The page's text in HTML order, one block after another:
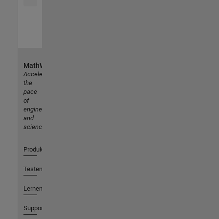
MathWorks
Accelerating
the
pace
of
engineering
and
science
Produkte
Testen oder Kaufen
Lernen
Support